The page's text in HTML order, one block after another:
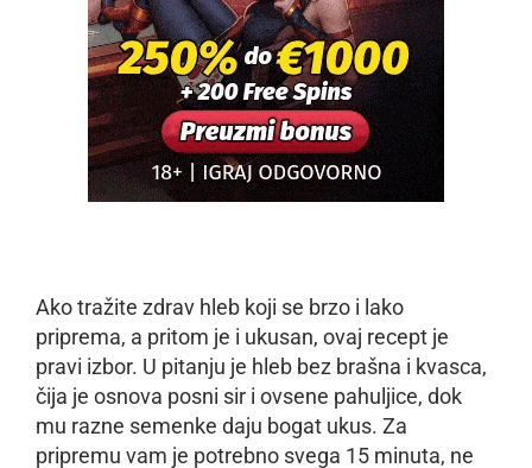
Ako tražite zdrav hleb koji se brzo i lako
priprema, a pritom je i ukusan, ovaj recept je
pravi izbor. U pitanju je hleb bez brašna i kvasca,
čija je osnova posni sir i ovsene pahuljice, dok
mu razne semenke daju bogat ukus. Za
pripremu vam je potrebno svega 15 minuta, ne